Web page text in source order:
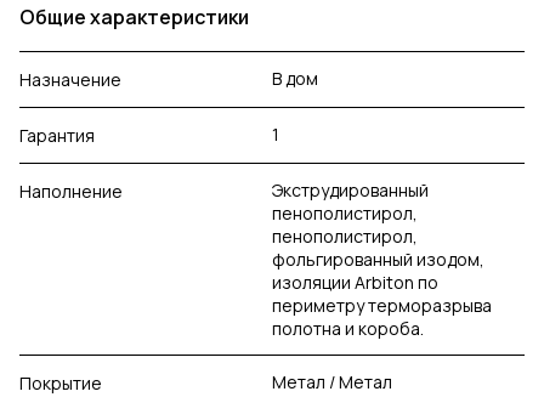
Общие характеристики
Назначение В дом
Гарантия 1
Наполнение
Экструдированный
пенополистирол,
пенополистирол,
фольгированный изодом,
изоляции Arbiton по
периметру терморазрыва
полотна и короба.
Покрытие Метал / Метал